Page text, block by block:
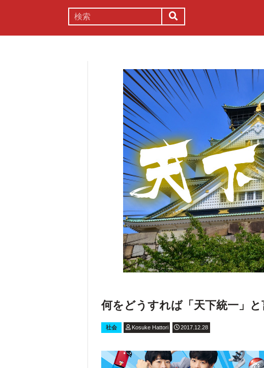
何をどうすれば「天下統一」
社会 Kosuke Hattori 2017.12.28